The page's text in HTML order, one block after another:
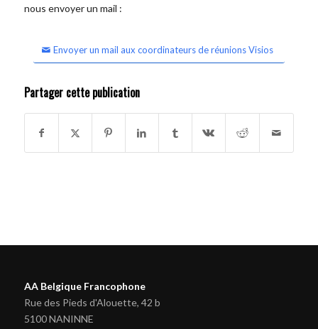
nous envoyer un mail :
Envoyer un mail aux coordinateurs de réunions Visios
Partager cette publication
AA Belgique Francophone
Rue des Pieds d'Alouette, 42 b
5100 NANINNE